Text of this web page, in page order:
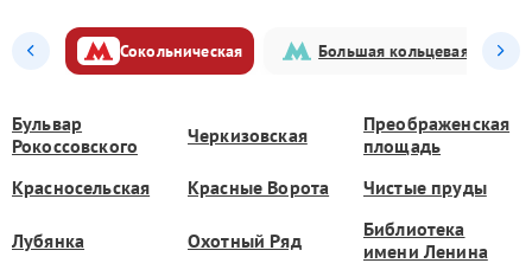
Сокольническая Большая кольцевая
Бульвар
Рокоссовского
Черкизовская
Преображенская
площадь
Красносельская
Красные Ворота Чистые пруды
Лубянка Охотный Ряд
Библиотека
имени Ленина